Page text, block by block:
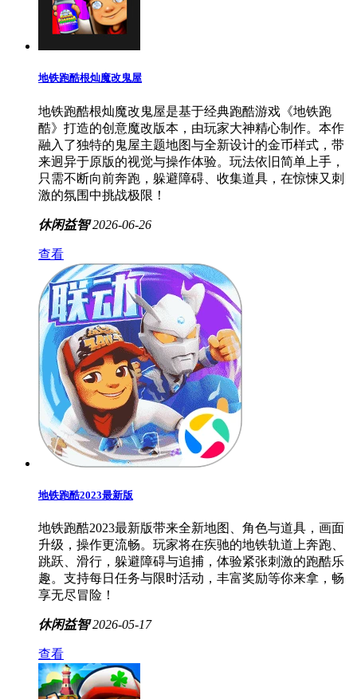
地铁跑酷根灿魔改鬼屋
地铁跑酷根灿魔改鬼屋是基于经典跑酷游戏《地铁跑
酷》打造的创意魔改版本，由玩家大神精心制作。本作
融入了独特的鬼屋主题地图与全新设计的金币样式，带
来迥异于原版的视觉与操作体验。玩法依旧简单上手，
只需不断向前奔跑，躲避障碍、收集道具，在惊悚又刺
激的氛围中挑战极限！
休闲益智 2026-06-26
查看
地铁跑酷2023最新版
地铁跑酷2023最新版带来全新地图、角色与道具，画面
升级，操作更流畅。玩家将在疾驰的地铁轨道上奔跑、
跳跃、滑行，躲避障碍与追捕，体验紧张刺激的跑酷乐
趣。支持每日任务与限时活动，丰富奖励等你来拿，畅
享无尽冒险！
休闲益智 2026-05-17
查看